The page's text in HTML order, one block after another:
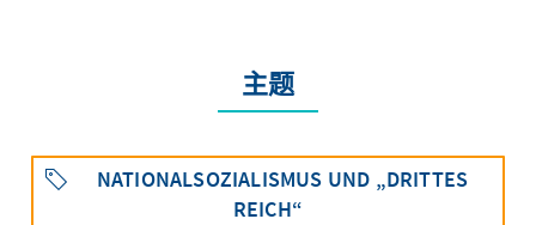
主题
NATIONALSOZIALISMUS UND „DRITTES
REICH“